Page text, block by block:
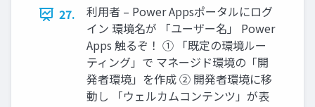
27.
利用者 – Power Appsポータルにログ
イン 環境名が 「ユーザー名」 Power
Apps 触るぞ！ ① 「既定の環境ルー
ティング」で マネージド環境の「開
発者環境」を作成 ② 開発者環境に移
動し 「ウェルカムコンテンツ」が表